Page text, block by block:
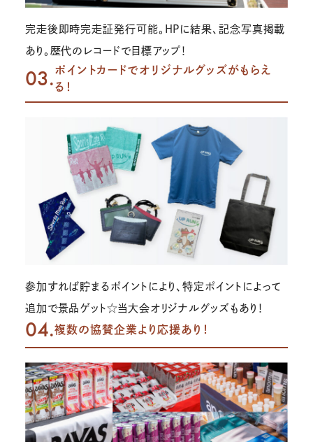
完走後即時完走証発行可能。HPに結果、記念写真掲載
あり。歴代のレコードで目標アップ！
03.ポイントカードでオリジナルグッズがもらえ
る！
参加すれば貯まるポイントにより、特定ポイントによって
追加で景品ゲット☆当大会オリジナルグッズもあり！
04.複数の協賛企業より応援あり！